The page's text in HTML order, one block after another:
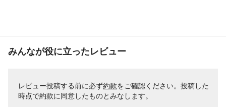
みんなが役に立ったレビュー
レビュー投稿する前に必ず約款をご確認ください。投稿した
時点で約款に同意したものとみなします。